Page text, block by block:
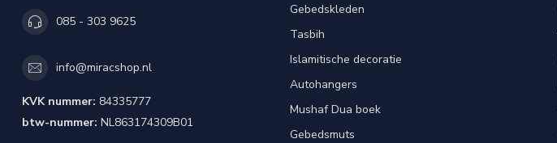
085 - 303 9625
info@miracshop.nl
KVK nummer: 84335777
btw-nummer: NL863174309B01
Gebedskleden
Tasbih
Islamitische decoratie
Autohangers
Mushaf Dua boek
Gebedsmuts